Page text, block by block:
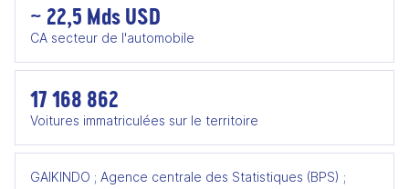
~ 22,5 Mds USD
CA secteur de l'automobile
17 168 862
Voitures immatriculées sur le territoire
GAIKINDO ; Agence centrale des Statistiques (BPS) ;